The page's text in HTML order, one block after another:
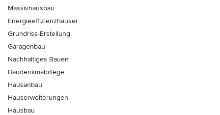
Massivhausbau
Energieeffizienzhäuser
Grundriss-Erstellung
Garagenbau
Nachhaltiges Bauen
Baudenkmalpflege
Hausanbau
Hauserweiterungen
Hausbau